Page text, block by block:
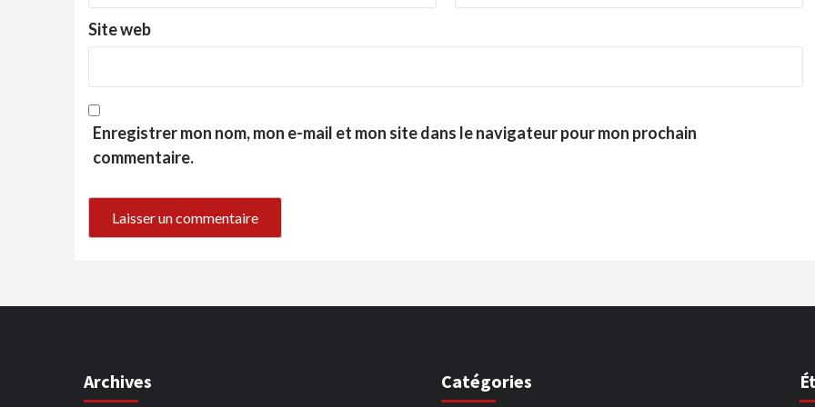
Site web
Enregistrer mon nom, mon e-mail et mon site dans le navigateur pour mon prochain
commentaire.
Archives Catégories